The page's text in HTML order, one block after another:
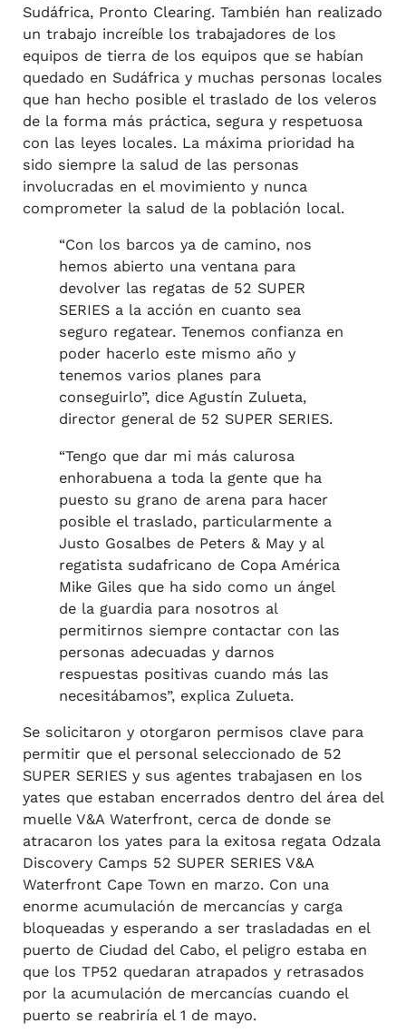
Sudáfrica, Pronto Clearing. También han realizado
un trabajo increíble los trabajadores de los
equipos de tierra de los equipos que se habían
quedado en Sudáfrica y muchas personas locales
que han hecho posible el traslado de los veleros
de la forma más práctica, segura y respetuosa
con las leyes locales. La máxima prioridad ha
sido siempre la salud de las personas
involucradas en el movimiento y nunca
comprometer la salud de la población local.
“Con los barcos ya de camino, nos
hemos abierto una ventana para
devolver las regatas de 52 SUPER
SERIES a la acción en cuanto sea
seguro regatear. Tenemos confianza en
poder hacerlo este mismo año y
tenemos varios planes para
conseguirlo”, dice Agustín Zulueta,
director general de 52 SUPER SERIES.
“Tengo que dar mi más calurosa
enhorabuena a toda la gente que ha
puesto su grano de arena para hacer
posible el traslado, particularmente a
Justo Gosalbes de Peters & May y al
regatista sudafricano de Copa América
Mike Giles que ha sido como un ángel
de la guardia para nosotros al
permitirnos siempre contactar con las
personas adecuadas y darnos
respuestas positivas cuando más las
necesitábamos”, explica Zulueta.
Se solicitaron y otorgaron permisos clave para
permitir que el personal seleccionado de 52
SUPER SERIES y sus agentes trabajasen en los
yates que estaban encerrados dentro del área del
muelle V&A Waterfront, cerca de donde se
atracaron los yates para la exitosa regata Odzala
Discovery Camps 52 SUPER SERIES V&A
Waterfront Cape Town en marzo. Con una
enorme acumulación de mercancías y carga
bloqueadas y esperando a ser trasladadas en el
puerto de Ciudad del Cabo, el peligro estaba en
que los TP52 quedaran atrapados y retrasados
por la acumulación de mercancías cuando el
puerto se reabriría el 1 de mayo.